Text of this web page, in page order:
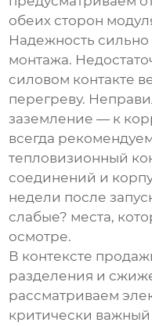
обеих сторон
Надежность сильно
монтажа.
силовом контакте
перегреву.
заземление — к
всегда
тепловизионный
соединений и
недели после
слабые? места,
осмотре.
В контексте
разделения и
рассматриваем
критически